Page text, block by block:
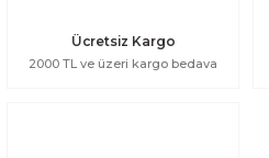
Ücretsiz Kargo
2000 TL ve üzeri kargo bedava